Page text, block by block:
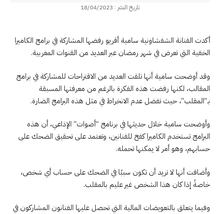
تاريخ النشر : 18/04/2023
أكدت الفنانة الشفشاونية سامية أقريو رفضها المشاركة في برامج الكاميرا
الخفية التي تعرض في شهر رمضان عبر العديد من القنوات المغربية.
وقد أوضحت سامية أنها تلقت العديد من الاقتراحات للمشاركة في برامج
المقالب، لكنها رفضت هذه الفكرة بالرغم من معرفتها المسبقة
بـ”المقلب”، حيث تفضل عدم الانخراط في مثل هذه البرامج الضارة.
وأوضحت سامية خلال حديثها في برنامج “أصوات” الإذاعي، أن هذه
البرامج تستخدم الكاميرا كفخ للفنانين، وتعتمد على تحقيق الضحك على
حسابهم، وهو أمر لا يمكنها تحمله.
وأضافت أنها لا تريد أن تكون سببًا في الضحك على حساب أي شخص،
خاصةً إذا كان هذا الشخص غير عليم بالمقلب.
وفيما يتعلق بالتعويضات المالية التي تحصل عليها الفنانون المشاركون في